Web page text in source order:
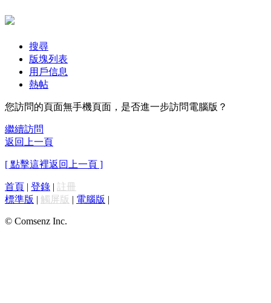
搜尋
版塊列表
用戶信息
熱帖
您訪問的頁面無手機頁面，是否進一步訪問電腦版？
繼續訪問
返回上一頁
[ 點擊這裡返回上一頁 ]
首頁 | 登錄 | 註冊
標準版 | 觸屏版 | 電腦版 |
© Comsenz Inc.